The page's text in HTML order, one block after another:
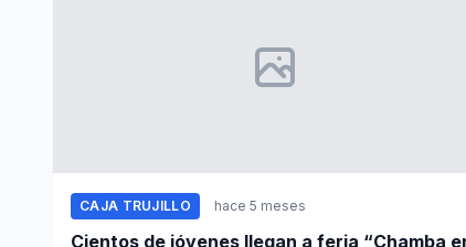
CAJA TRUJILLO hace 5 meses
Cientos de jóvenes llegan a feria “Chamba